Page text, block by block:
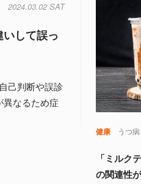
2024.03.02 SAT
して誤っ
己判断や誤診
なるため症
健康 うつ病
「ミルク
の関連性